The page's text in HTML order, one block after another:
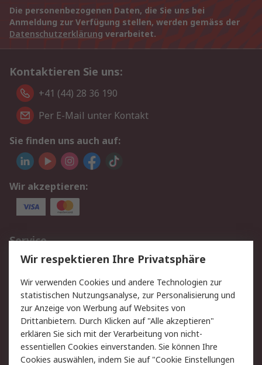
Die personenbezogenen Daten, die Sie uns bei
Anmeldung zur Verfügung stellen, werden gemäss der
Datenschutzerklärung verarbeitet.
Kontaktieren Sie uns:
+41 (44) 28 36 190
Per E-Mail unter Kontakt
Sie finden uns auch auf:
Wir akzeptieren:
Service
Value Added Services
Lieferlösungen
Rücksendungen
Kontakt
Hilfe
Rechtliches
AGB
Datenschutz
Wir respektieren Ihre Privatsphäre
Wir verwenden Cookies und andere Technologien zur
statistischen Nutzungsanalyse, zur Personalisierung und
zur Anzeige von Werbung auf Websites von
Drittanbietern. Durch Klicken auf "Alle akzeptieren"
erklären Sie sich mit der Verarbeitung von nicht-
essentiellen Cookies einverstanden. Sie können Ihre
Cookies auswählen, indem Sie auf "Cookie Einstellungen